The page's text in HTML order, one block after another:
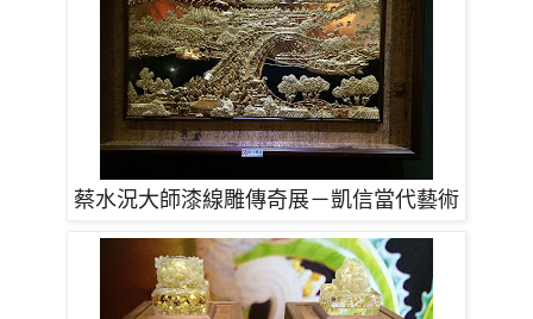
蔡水況大師漆線雕傳奇展－凱信當代藝術